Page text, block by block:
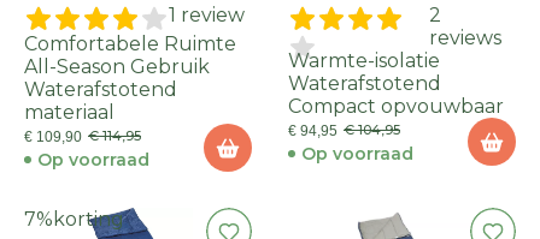
100X220
1 review
Comfortabele Ruimte
All-Season Gebruik
Waterafstotend
materiaal
€ 109,90 € 114,95
Op voorraad
85X210
2
reviews
Warmte-isolatie
Waterafstotend
Compact opvouwbaar
€ 94,95 € 104,95
Op voorraad
7% korting